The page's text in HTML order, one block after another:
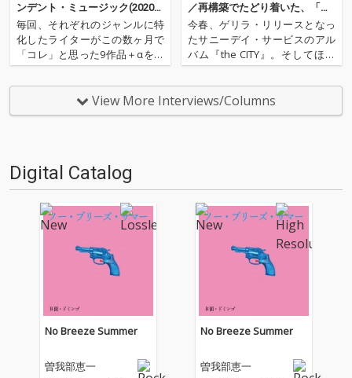
ンデント・ミュージック(2020年
7月)──松島広人（NordOst）
毎回、それぞれのジャンルに特
化したライターがこの数ヶ月で
「コレ」と思った9作品＋αを紹
介するコーナー。ノーウェー
ヴ・バンドAIZのWeird Instrum
ents担当/ライターのNord Ost
（松島広人）が、2020年のムー
／再構築でたどり着いた、「い
ま」のサニーデイ・サービス──
『the SEA』配信開始
今春、ゲリラ・リリースとなっ
たサニーデイ・サービスのアル
バム『the CITY』。そしてほぼ
間髪を入れず、Spotifyのプレイ
リストという形で順次発表され
た『the CITY』収録楽曲のリミ
ックス・再構築プロジェクト『t
View More Interviews/Columns
Digital Catalog
No Breeze Summer
曽我部恵一
No Breeze Summer
曽我部恵一